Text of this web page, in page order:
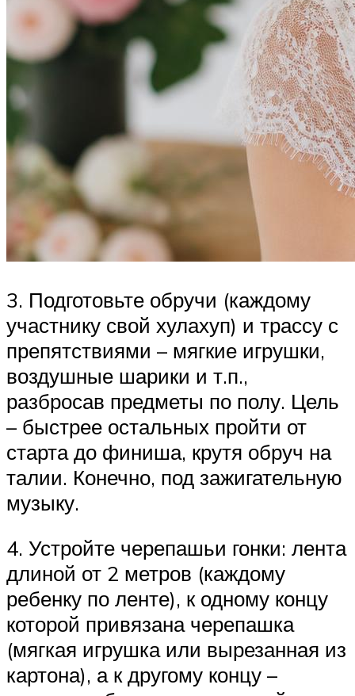
3. Подготовьте обручи (каждому
участнику свой хулахуп) и трассу с
препятствиями – мягкие игрушки,
воздушные шарики и т.п.,
разбросав предметы по полу. Цель
– быстрее остальных пройти от
старта до финиша, крутя обруч на
талии. Конечно, под зажигательную
музыку.
4. Устройте черепашьи гонки: лента
длиной от 2 метров (каждому
ребенку по ленте), к одному концу
которой привязана черепашка
(мягкая игрушка или вырезанная из
картона), а к другому концу –